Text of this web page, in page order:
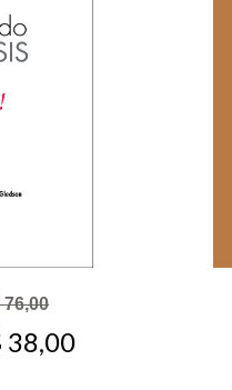
76,00
38,00